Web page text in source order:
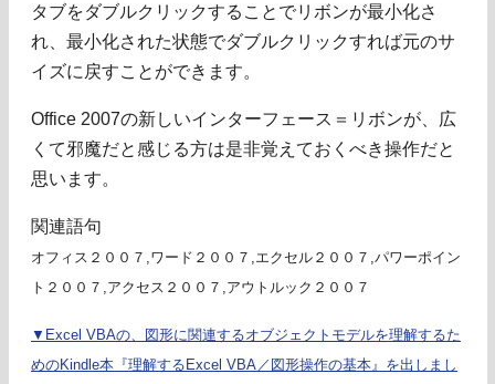
タブをダブルクリックすることでリボンが最小化さ
れ、最小化された状態でダブルクリックすれば元のサ
イズに戻すことができます。
Office 2007の新しいインターフェース＝リボンが、広
くて邪魔だと感じる方は是非覚えておくべき操作だと
思います。
関連語句
オフィス２００７,ワード２００７,エクセル２００７,パワーポイン
ト２００７,アクセス２００７,アウトルック２００７
▼Excel VBAの、図形に関連するオブジェクトモデルを理解するた
めのKindle本『理解するExcel VBA／図形操作の基本』を出しまし